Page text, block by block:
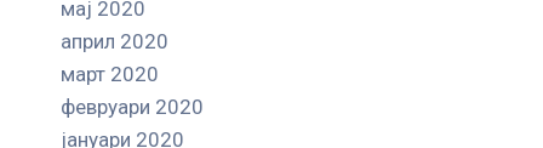
мај 2020
април 2020
март 2020
февруари 2020
јануари 2020